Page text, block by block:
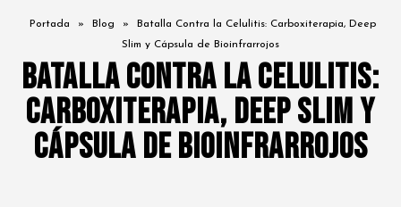
Portada » Blog »
Batalla Contra la Celulitis: Carboxiterapia, Deep
Slim y Cápsula de Bioinfrarrojos
Batalla Contra la Celulitis:
Carboxiterapia, Deep Slim y
Cápsula de Bioinfrarrojos